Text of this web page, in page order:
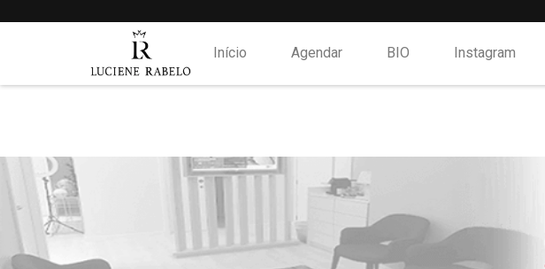
Início Agendar BIO Instagram